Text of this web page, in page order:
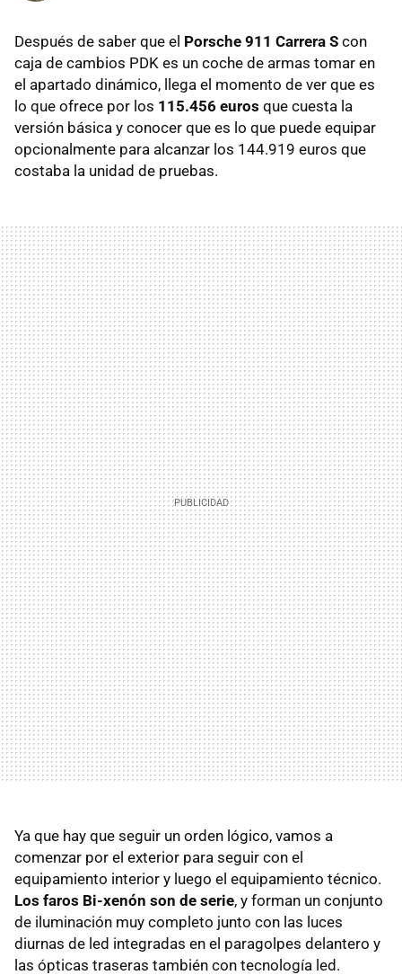
Después de saber que el Porsche 911 Carrera S con
caja de cambios PDK es un coche de armas tomar en
el apartado dinámico, llega el momento de ver que es
lo que ofrece por los 115.456 euros que cuesta la
versión básica y conocer que es lo que puede equipar
opcionalmente para alcanzar los 144.919 euros que
costaba la unidad de pruebas.
Ya que hay que seguir un orden lógico, vamos a
comenzar por el exterior para seguir con el
equipamiento interior y luego el equipamiento técnico.
Los faros Bi-xenón son de serie, y forman un conjunto
de iluminación muy completo junto con las luces
diurnas de led integradas en el paragolpes delantero y
las ópticas traseras también con tecnología led.